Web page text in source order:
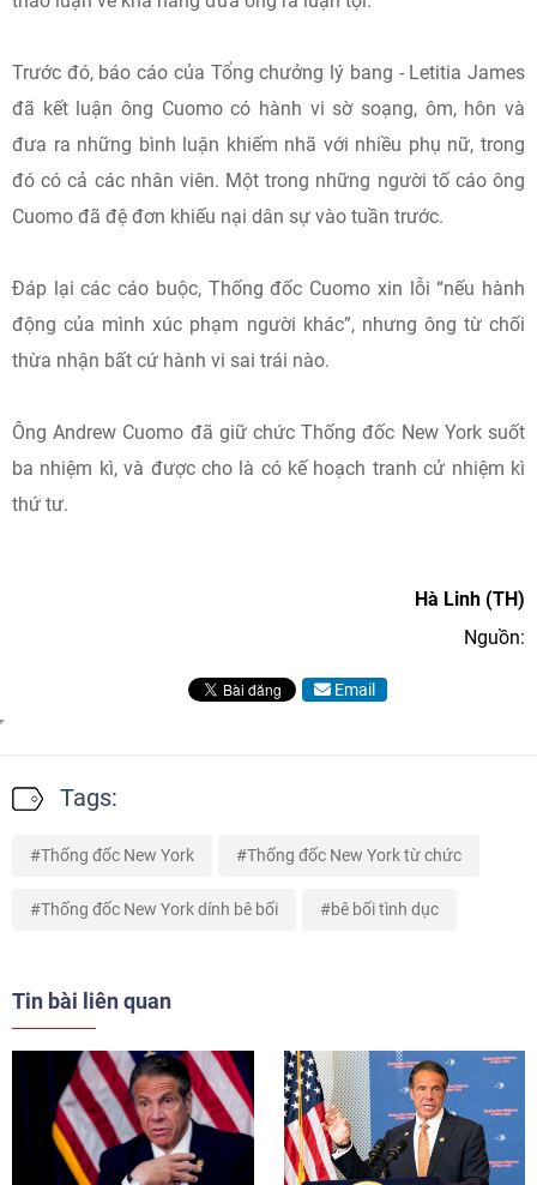
Trước đó, báo cáo của Tổng chưởng lý bang - Letitia James
đã kết luận ông Cuomo có hành vi sờ soạng, ôm, hôn và
đưa ra những bình luận khiếm nhã với nhiều phụ nữ, trong
đó có cả các nhân viên. Một trong những người tố cáo ông
Cuomo đã đệ đơn khiếu nại dân sự vào tuần trước.
Đáp lại các cáo buộc, Thống đốc Cuomo xin lỗi “nếu hành
động của mình xúc phạm người khác”, nhưng ông từ chối
thừa nhận bất cứ hành vi sai trái nào.
Ông Andrew Cuomo đã giữ chức Thống đốc New York suốt
ba nhiệm kì, và được cho là có kế hoạch tranh cử nhiệm kì
thứ tư.
Hà Linh (TH)
Nguồn:
Email
Tags:
Thống đốc New York Thống đốc New York từ chức
Thống đốc New York dính bê bối bê bối tình dục
Tin bài liên quan